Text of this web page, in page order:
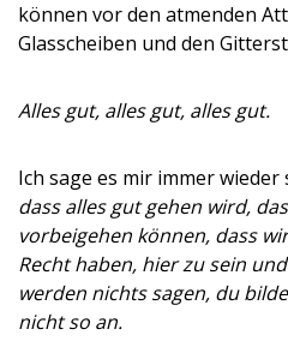
können vor den atmenden
Glasscheiben und den
Alles gut, alles gut, alles gut.
Ich sage es mir immer wieder
dass alles gut gehen wird,
vorbeigehen können, dass
Recht haben, hier zu sein
werden nichts sagen, du
nicht so an.